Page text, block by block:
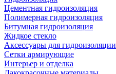
Цементная гидроизоляция
Полимерная гидроизоляция
Битумная гидроизоляция
Жидкое стекло
Аксессуары для гидроизоляции
Сетки армирующие
Интерьер и отделка